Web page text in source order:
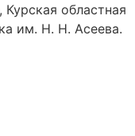
областная
им. Н. Н. Асеева.